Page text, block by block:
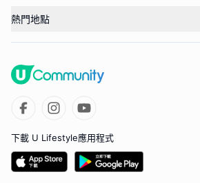
熱門地點
下載 U Lifestyle應用程式